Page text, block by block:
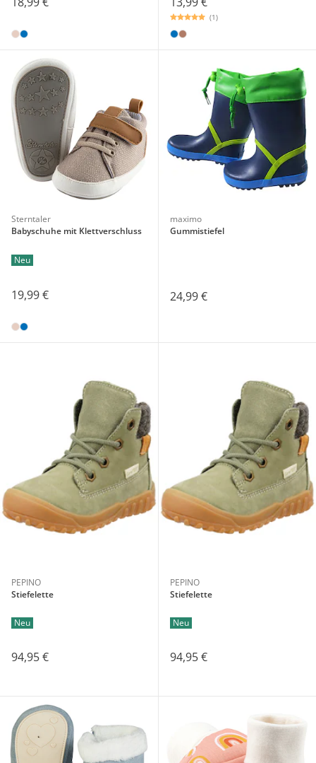
(1)
Sterntaler
Babyschuhe mit Klettverschluss
Neu
19,99 €
maximo
Gummistiefel
24,99 €
PEPINO
Stiefelette
Neu
94,95 €
PEPINO
Stiefelette
Neu
94,95 €